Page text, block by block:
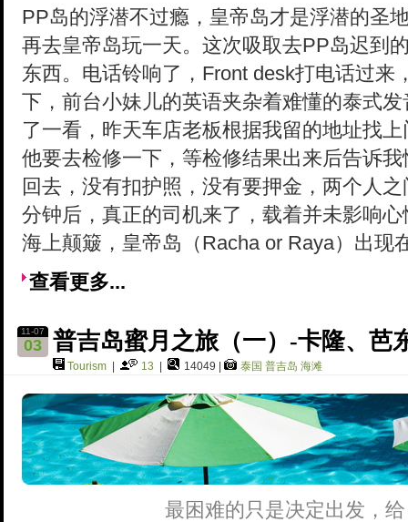
PP岛的浮潜不过瘾，皇帝岛才是浮潜的圣
再去皇帝岛玩一天。这次吸取去PP岛迟到
东西。电话铃响了，Front desk打电话过来
下，前台小妹儿的英语夹杂着难懂的泰式
了一看，昨天车店老板根据我留的地址找
他要去检修一下，等检修结果出来后告诉
回去，没有扣护照，没有要押金，两个人
分钟后，真正的司机来了，载着并未影响
海上颠簸，皇帝岛（Racha or Raya）出现
查看更多...
11-07
03 普吉岛蜜月之旅（一）-卡隆、芭
Tourism 13 14049 | 泰国 普吉岛 海滩
最困难的只是决定出发，